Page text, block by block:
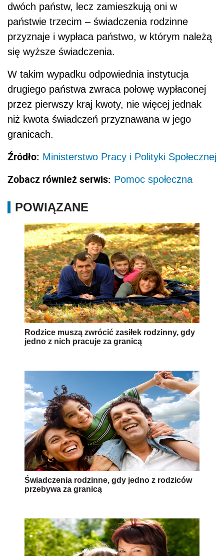
dwóch państw, lecz zamieszkują oni w
państwie trzecim – świadczenia rodzinne
przyznaje i wypłaca państwo, w którym należą
się wyższe świadczenia.
W takim wypadku odpowiednia instytucja
drugiego państwa zwraca połowę wypłaconej
przez pierwszy kraj kwoty, nie więcej jednak
niż kwota świadczeń przyznawana w jego
granicach.
Źródło: Ministerstwo Pracy i Polityki Społecznej
Zobacz również serwis: Pomoc społeczna
POWIĄZANE
Rodzice muszą zwrócić zasiłek rodzinny, gdy
jedno z nich pracuje za granicą
Świadczenia rodzinne, gdy jedno z rodziców
przebywa za granicą